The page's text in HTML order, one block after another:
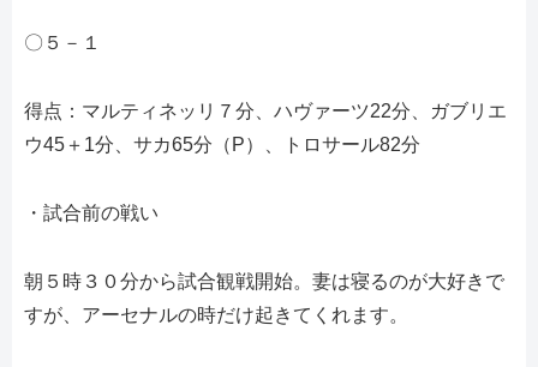
〇５－１
得点：マルティネッリ７分、ハヴァーツ22分、ガブリエ
ウ45＋1分、サカ65分（P）、トロサール82分
・試合前の戦い
朝５時３０分から試合観戦開始。妻は寝るのが大好きで
すが、アーセナルの時だけ起きてくれます。